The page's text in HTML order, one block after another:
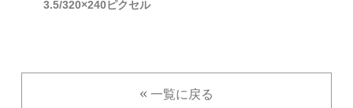
3.5/320×240ピクセル
一覧に戻る